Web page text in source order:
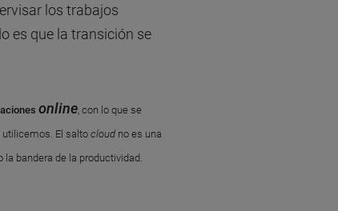
los trabajos
es que la transición se
online, con lo que se
utilicemos. El salto cloudno es una
bandera de la productividad.